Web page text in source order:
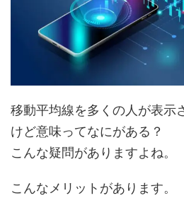
移動平均線を多くの人が表示
けど意味ってなにがある？
こんな疑問がありますよね。
こんなメリットがあります。